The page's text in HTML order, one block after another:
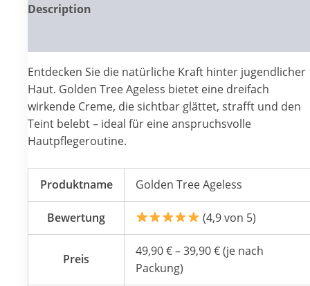
Description
Entdecken Sie die natürliche Kraft hinter jugendlicher
Haut. Golden Tree Ageless bietet eine dreifach
wirkende Creme, die sichtbar glättet, strafft und den
Teint belebt – ideal für eine anspruchsvolle
Hautpflegeroutine.
Produktname Golden Tree Ageless
Bewertung (4,9 von 5)
Preis
49,90 € – 39,90 € (je nach
Packung)